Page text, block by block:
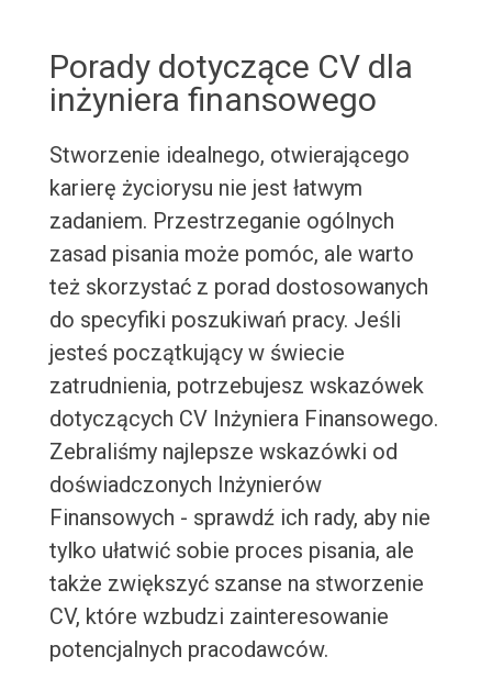
Porady dotyczące CV dla
inżyniera finansowego
Stworzenie idealnego, otwierającego
karierę życiorysu nie jest łatwym
zadaniem. Przestrzeganie ogólnych
zasad pisania może pomóc, ale warto
też skorzystać z porad dostosowanych
do specyfiki poszukiwań pracy. Jeśli
jesteś początkujący w świecie
zatrudnienia, potrzebujesz wskazówek
dotyczących CV Inżyniera Finansowego.
Zebraliśmy najlepsze wskazówki od
doświadczonych Inżynierów
Finansowych - sprawdź ich rady, aby nie
tylko ułatwić sobie proces pisania, ale
także zwiększyć szanse na stworzenie
CV, które wzbudzi zainteresowanie
potencjalnych pracodawców.